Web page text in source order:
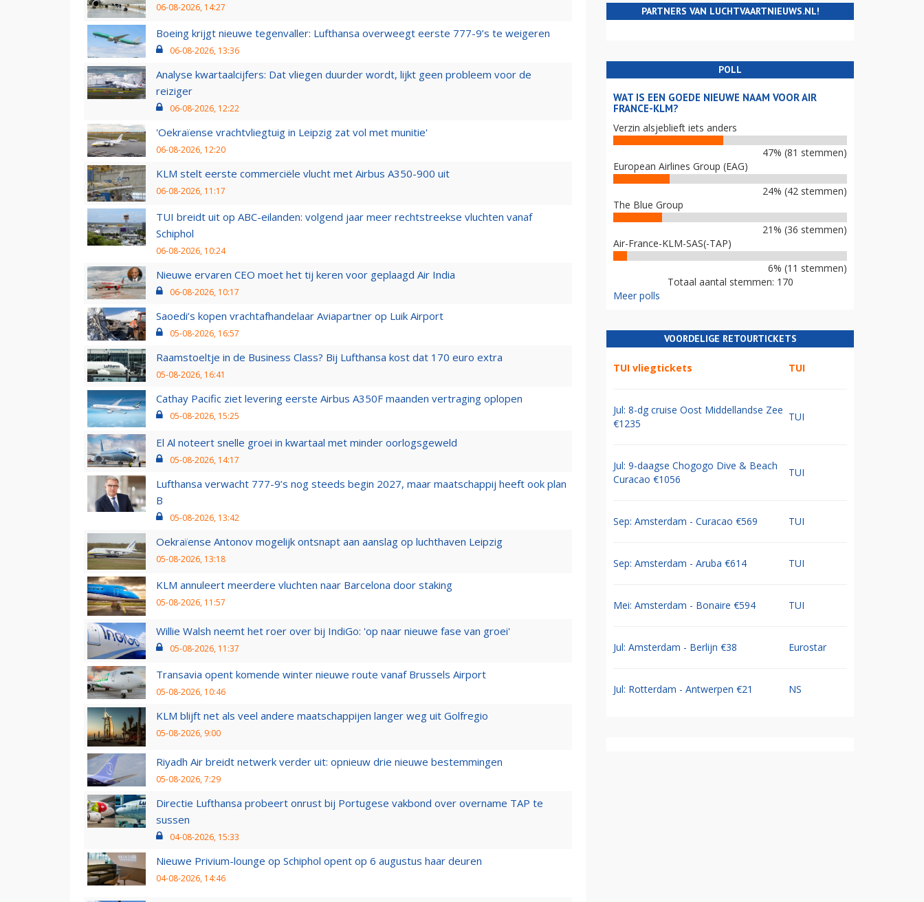
06-08-2026, 14:27
Boeing krijgt nieuwe tegenvaller: Lufthansa overweegt eerste 777-9’s te weigeren
06-08-2026, 13:36
Analyse kwartaalcijfers: Dat vliegen duurder wordt, lijkt geen probleem voor de
reiziger
06-08-2026, 12:22
'Oekraïense vrachtvliegtuig in Leipzig zat vol met munitie'
06-08-2026, 12:20
KLM stelt eerste commerciële vlucht met Airbus A350-900 uit
06-08-2026, 11:17
TUI breidt uit op ABC-eilanden: volgend jaar meer rechtstreekse vluchten vanaf
Schiphol
06-08-2026, 10:24
Nieuwe ervaren CEO moet het tij keren voor geplaagd Air India
06-08-2026, 10:17
Saoedi’s kopen vrachtafhandelaar Aviapartner op Luik Airport
05-08-2026, 16:57
Raamstoeltje in de Business Class? Bij Lufthansa kost dat 170 euro extra
05-08-2026, 16:41
Cathay Pacific ziet levering eerste Airbus A350F maanden vertraging oplopen
05-08-2026, 15:25
El Al noteert snelle groei in kwartaal met minder oorlogsgeweld
05-08-2026, 14:17
Lufthansa verwacht 777-9’s nog steeds begin 2027, maar maatschappij heeft ook plan
B
05-08-2026, 13:42
Oekraïense Antonov mogelijk ontsnapt aan aanslag op luchthaven Leipzig
05-08-2026, 13:18
KLM annuleert meerdere vluchten naar Barcelona door staking
05-08-2026, 11:57
Willie Walsh neemt het roer over bij IndiGo: 'op naar nieuwe fase van groei'
05-08-2026, 11:37
Transavia opent komende winter nieuwe route vanaf Brussels Airport
05-08-2026, 10:46
KLM blijft net als veel andere maatschappijen langer weg uit Golfregio
05-08-2026, 9:00
Riyadh Air breidt netwerk verder uit: opnieuw drie nieuwe bestemmingen
05-08-2026, 7:29
Directie Lufthansa probeert onrust bij Portugese vakbond over overname TAP te
sussen
04-08-2026, 15:33
Nieuwe Privium-lounge op Schiphol opent op 6 augustus haar deuren
04-08-2026, 14:46
PARTNERS VAN LUCHTVAARTNIEUWS.NL!
POLL
WAT IS EEN GOEDE NIEUWE NAAM VOOR AIR
FRANCE-KLM?
Verzin alsjeblieft iets anders
47% (81 stemmen)
European Airlines Group (EAG)
24% (42 stemmen)
The Blue Group
21% (36 stemmen)
Air-France-KLM-SAS(-TAP)
6% (11 stemmen)
Totaal aantal stemmen: 170
Meer polls
VOORDELIGE RETOURTICKETS
TUI vliegtickets TUI
Jul: 8-dg cruise Oost Middellandse Zee
€1235
TUI
Jul: 9-daagse Chogogo Dive & Beach
Curacao €1056
TUI
Sep: Amsterdam - Curacao €569 TUI
Sep: Amsterdam - Aruba €614 TUI
Mei: Amsterdam - Bonaire €594 TUI
Jul: Amsterdam - Berlijn €38 Eurostar
Jul: Rotterdam - Antwerpen €21 NS